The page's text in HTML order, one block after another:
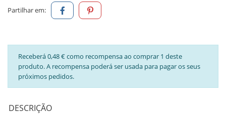
Partilhar em:
Receberá 0,48 € como recompensa ao comprar 1 deste
produto. A recompensa poderá ser usada para pagar os seus
próximos pedidos.
DESCRIÇÃO